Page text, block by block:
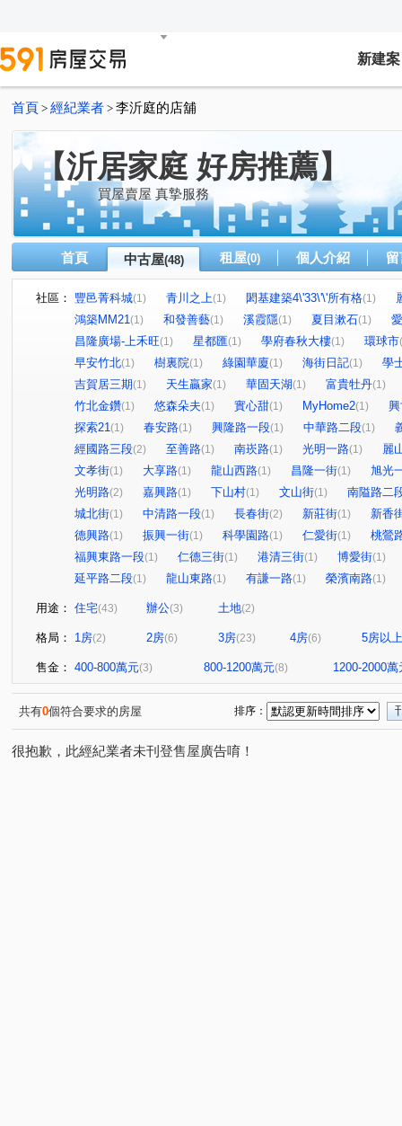
新建案
首頁 > 經紀業者 > 李沂庭的店舖
【沂居家庭 好房推薦】
買屋賣屋 真摯服務
首頁 中古屋(48) 租屋(0) 個人介紹
社區： 豐邑菁科城(1) 青川之上(1) 閎基建築4\'33\'\'所有格(1)
鴻築MM21(1) 和發善藝(1) 溪霞隱(1) 夏目漱石(1)
昌隆廣場-上禾旺(1) 星都匯(1) 學府春秋大樓(1) 環球市
早安竹北(1) 樹裏院(1) 綠園華廈(1) 海街日記(1)
學
吉賀居三期(1) 天生贏家(1) 華固天湖(1) 富貴牡丹(1)
竹北金鑽(1) 悠森朵夫(1) 實心甜(1) MyHome2(1)
探索21(1) 春安路(1) 興隆路一段(1) 中華路二段(1)
經國路三段(2) 至善路(1) 南崁路(1) 光明一路(1)
麗
文孝街(1) 大享路(1) 龍山西路(1) 昌隆一街(1)
旭光
光明路(2) 嘉興路(1) 下山村(1) 文山街(1)
南隘路二
城北街(1) 中清路一段(1) 長春街(2) 新莊街(1)
新香
德興路(1) 振興一街(1) 科學園路(1) 仁愛街(1)
桃鶯
福興東路一段(1) 仁德三街(1) 港清三街(1) 博愛街(1)
延平路二段(1) 龍山東路(1) 有謙一路(1) 榮濱南路(1)
用途： 住宅(43) 辦公(3) 土地(2)
格局： 1房(2) 2房(6) 3房(23) 4房(6) 5房以上
售金： 400-800萬元(3) 800-1200萬元(8) 1200-2000萬
共有0個符合要求的房屋 排序：
很抱歉，此經紀業者未刊登售屋廣告唷！